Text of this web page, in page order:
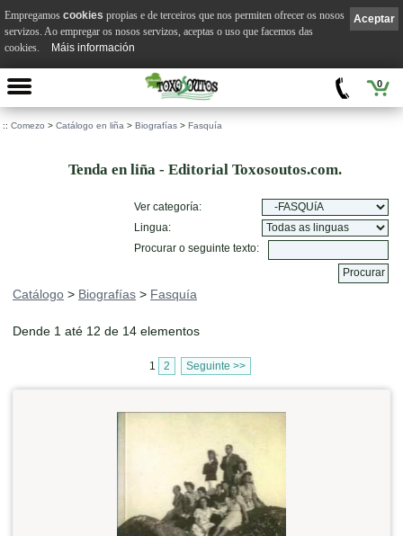
0
:: Comezo > Catálogo en liña > Biografías > Fasquía
Tenda en liña - Editorial Toxosoutos.com.
Ver categoría:
Lingua:
Procurar o seguinte texto:
Catálogo > Biografías > Fasquía
Dende 1 até 12 de 14 elementos
1 2 Seguinte >>
Aceptar
Empregamos cookies propias e de terceiros que nos permiten ofrecer os nosos
servizos. Ao empregar os nosos servizos, aceptas o uso que facemos das
cookies.
Máis información